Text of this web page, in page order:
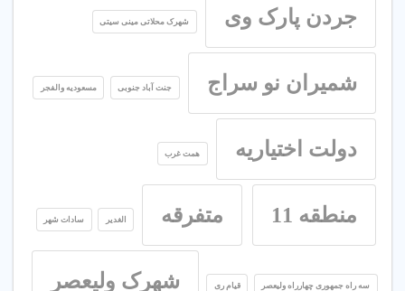
جردن پارک وی شهرک محلاتی مینی سیتی
شمیران نو سراج جنت آباد جنوبی مسعودیه والفجر
دولت اختیاریه همت غرب
منطقه 11 متفرقه الغدیر سادات شهر
سه راه جمهوری چهارراه ولیعصر قیام ری شهرک ولیعصر